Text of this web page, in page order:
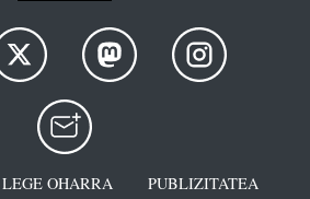
LEGE OHARRA
PUBLIZITATEA